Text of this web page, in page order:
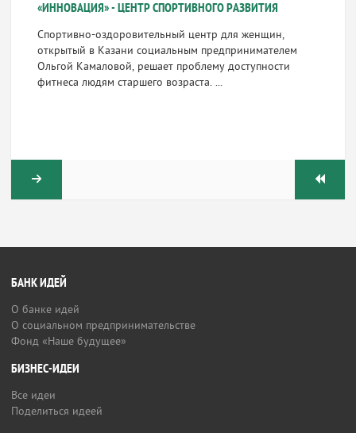
«ИННОВАЦИЯ» - ЦЕНТР СПОРТИВНОГО РАЗВИТИЯ
Спортивно-оздоровительный центр для женщин,
открытый в Казани социальным предпринимателем
Ольгой Камаловой, решает проблему доступности
фитнеса людям старшего возраста. ...
БАНК ИДЕЙ
О банке идей
О социальном предпринимательстве
Фонд «Наше будущее»
БИЗНЕС-ИДЕИ
Все идеи
Поделиться идеей